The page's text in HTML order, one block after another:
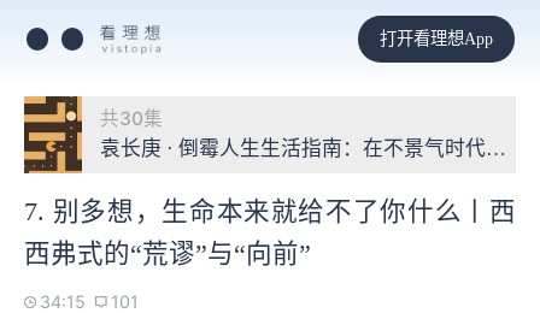
打开看理想App
共30集
袁长庚 · 倒霉人生生活指南：在不景气时代重构
7. 别多想，生命本来就给不了你什么丨西
西弗式的“荒谬”与“向前”
34:15 101